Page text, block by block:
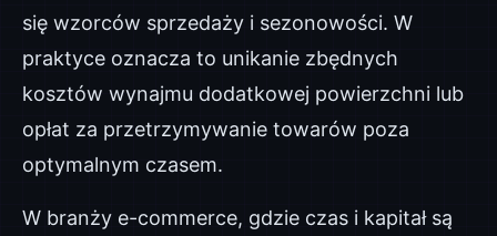
się wzorców sprzedaży i sezonowości. W
praktyce oznacza to unikanie zbędnych
kosztów wynajmu dodatkowej powierzchni lub
opłat za przetrzymywanie towarów poza
optymalnym czasem.
W branży e-commerce, gdzie czas i kapitał są